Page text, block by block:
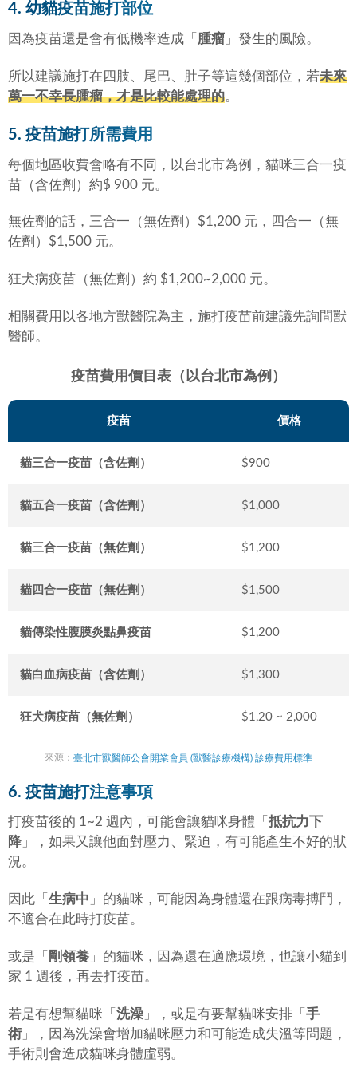
4. 幼貓疫苗施打部位
因為疫苗還是會有低機率造成「 腫瘤 」發生的風險。
所以建議施打在四肢、尾巴、肚子等這幾個部位，若未來
萬一不幸長腫瘤，才是比較能處理的。
5. 疫苗施打所需費用
每個地區收費會略有不同，以台北市為例，貓咪三合一疫
苗（含佐劑）約$ 900 元。
無佐劑的話，三合一（無佐劑）$1,200 元，四合一（無
佐劑）$1,500 元。
狂犬病疫苗（無佐劑）約 $1,200~2,000 元。
相關費用以各地方獸醫院為主，施打疫苗前建議先詢問獸
醫師。
疫苗費用價目表（以台北市為例）
疫苗 價格
貓三合一疫苗（含佐劑） $900
貓五合一疫苗（含佐劑） $1,000
貓三合一疫苗（無佐劑） $1,200
貓四合一疫苗（無佐劑） $1,500
貓傳染性腹膜炎點鼻疫苗 $1,200
貓白血病疫苗（含佐劑） $1,300
狂犬病疫苗（無佐劑） $1,20 ~ 2,000
來源： 臺北市獸醫師公會開業會員 (獸醫診療機構) 診療費用標準
6. 疫苗施打注意事項
打疫苗後的 1~2 週內，可能會讓貓咪身體「 抵抗力下
降 」，如果又讓他面對壓力、緊迫，有可能產生不好的狀
況。
因此「 生病中 」的貓咪，可能因為身體還在跟病毒搏鬥，
不適合在此時打疫苗。
或是「 剛領養 」的貓咪，因為還在適應環境，也讓小貓到
家 1 週後，再去打疫苗。
若是有想幫貓咪「 洗澡 」，或是有要幫貓咪安排「 手
術 」，因為洗澡會增加貓咪壓力和可能造成失溫等問題，
手術則會造成貓咪身體虛弱。